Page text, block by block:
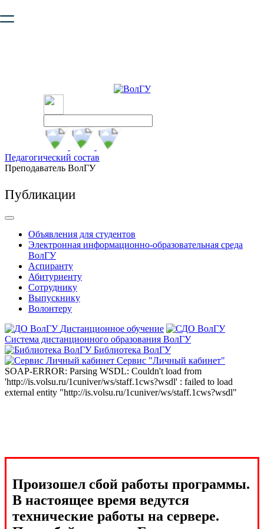
безопасную работу с сайтом. Пожалуйста
Педагогический состав
Преподаватель ВолГУ
Публикации
Объявления для студентов
Электронная информационно-образовательная среда
ВолГУ
Аспиранту
Абитуриенту
Сотруднику
Выпускнику
Волонтеру
Дистанционное обучение
Система дистанционного образования ВолГУ
Библиотека ВолГУ
Сервис "Личный кабинет"
SOAP-ERROR: Parsing WSDL: Couldn't load from
'http://is.volsu.ru/1cuniver/ws/staff.1cws?wsdl' : failed to load
external entity "http://is.volsu.ru/1cuniver/ws/staff.1cws?wsdl"
Произошел сбой работы программы.
В настоящее время ведутся
технические работы на сервере.